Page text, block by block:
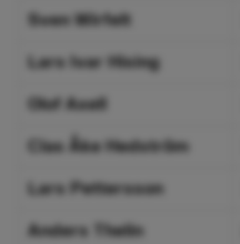
Sven Wirfelt
Lars Ivar Hising
Olof Axell
Clas Åke Hedström
Lars Pettersson
Anders Thelin